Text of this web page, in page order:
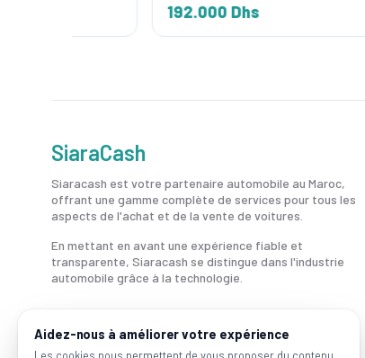
192.000 Dhs
SiaraCash
Siaracash est votre partenaire automobile au Maroc,
offrant une gamme complète de services pour tous les
aspects de l'achat et de la vente de voitures.
En mettant en avant une expérience fiable et
transparente, Siaracash se distingue dans l'industrie
automobile grâce à la technologie.
Aidez-nous à améliorer votre expérience